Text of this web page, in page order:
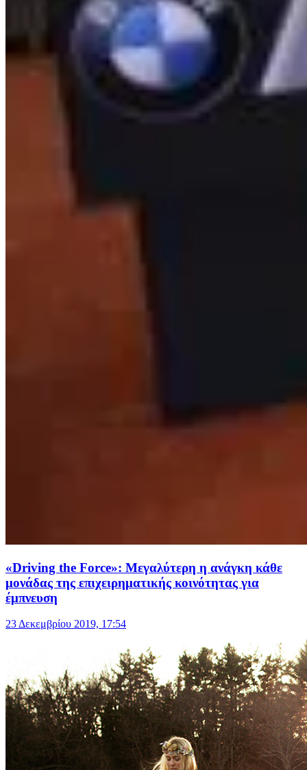
«Driving the Force»: Μεγαλύτερη η ανάγκη κάθε
μονάδας της επιχειρηματικής κοινότητας για
έμπνευση
23 Δεκεμβρίου 2019, 17:54